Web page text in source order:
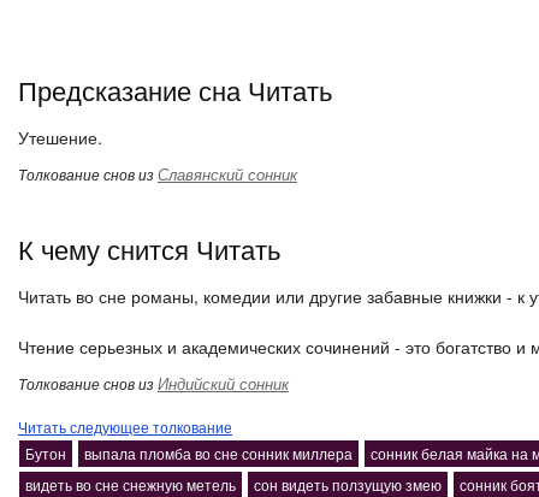
Предсказание сна Читать
Утешение.
Толкование снов изСлавянский сонник
К чему снится Читать
Читать во сне романы, комедии или другие забавные книжки - к
Чтение серьезных и академических сочинений - это богатство и
Толкование снов изИндийский сонник
Читать следующее толкование
Бутон
выпала пломба во сне сонник миллера
сонник белая майка на
видеть во сне снежную метель
сон видеть ползущую змею сонник